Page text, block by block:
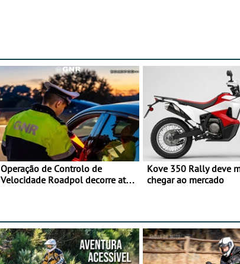
Operação de Controlo de
Velocidade Roadpol decorre até
Kove 350 Rally deve
chegar ao mercado